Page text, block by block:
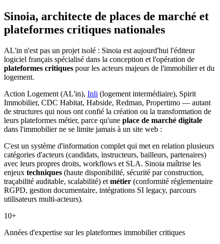
Sinoia, architecte de places de marché et
plateformes critiques nationales
AL'in n'est pas un projet isolé : Sinoia est aujourd'hui l'éditeur
logiciel français spécialisé dans la conception et l'opération de
plateformes critiques pour les acteurs majeurs de l'immobilier et du
logement.
Action Logement (AL'in), Inli (logement intermédiaire), Spirit
Immobilier, CDC Habitat, Habside, Redman, Propertimo — autant
de structures qui nous ont confié la création ou la transformation de
leurs plateformes métier, parce qu'une place de marché digitale
dans l'immobilier ne se limite jamais à un site web :
C'est un système d'information complet qui met en relation plusieurs
catégories d'acteurs (candidats, instructeurs, bailleurs, partenaires)
avec leurs propres droits, workflows et SLA. Sinoia maîtrise les
enjeux techniques (haute disponibilité, sécurité par construction,
traçabilité auditable, scalabilité) et métier (conformité réglementaire
RGPD, gestion documentaire, intégrations SI legacy, parcours
utilisateurs multi-acteurs).
10+
Années d'expertise sur les plateformes immobilier critiques